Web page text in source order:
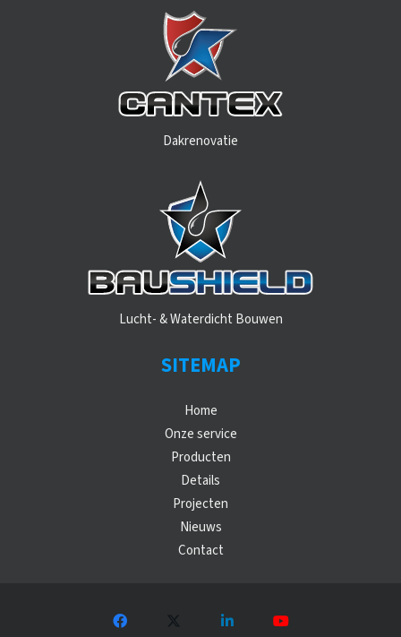
Dakrenovatie
Lucht- & Waterdicht Bouwen
SITEMAP
Home
Onze service
Producten
Details
Projecten
Nieuws
Contact